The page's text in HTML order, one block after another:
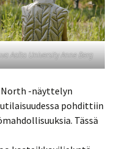
Aalto University Anne Berg
-näyttelyn
pohdittiin
Tässä